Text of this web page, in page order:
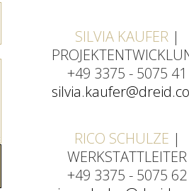
SILVIA KAUFER|
+49 3375 - 5075 41
RICO SCHULZE |
WERKSTATTLEITER
+49 3375 - 5075 62